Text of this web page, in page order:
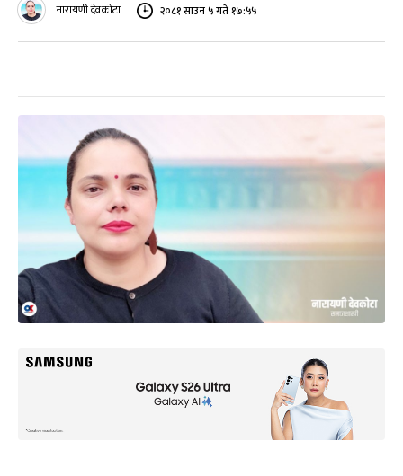
नारायणी देवकोटा २०८१ साउन ५ गते १७:५५